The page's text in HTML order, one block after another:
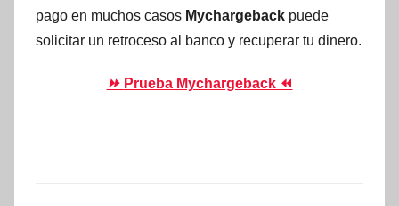
pago en muchos casos Mychargeback puede
solicitar un retroceso al banco y recuperar tu dinero.
⏩ Prueba Mychargeback ⏪